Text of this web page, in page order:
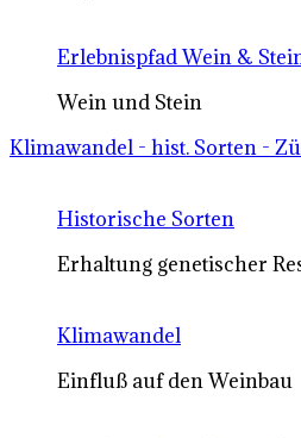
Erlebnispfad Wein &
Wein und Stein
Klimawandel - hist. Sorten -
Historische Sorten
Erhaltung genetischer
Klimawandel
Einfluß auf den Weinbau